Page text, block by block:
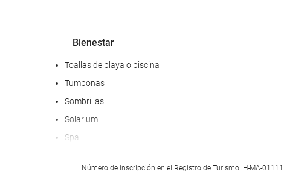
Bienestar
Toallas de playa o piscina
Tumbonas
Sombrillas
Solarium
Spa
Número de inscripción en el Registro de Turismo: H-MA-01111